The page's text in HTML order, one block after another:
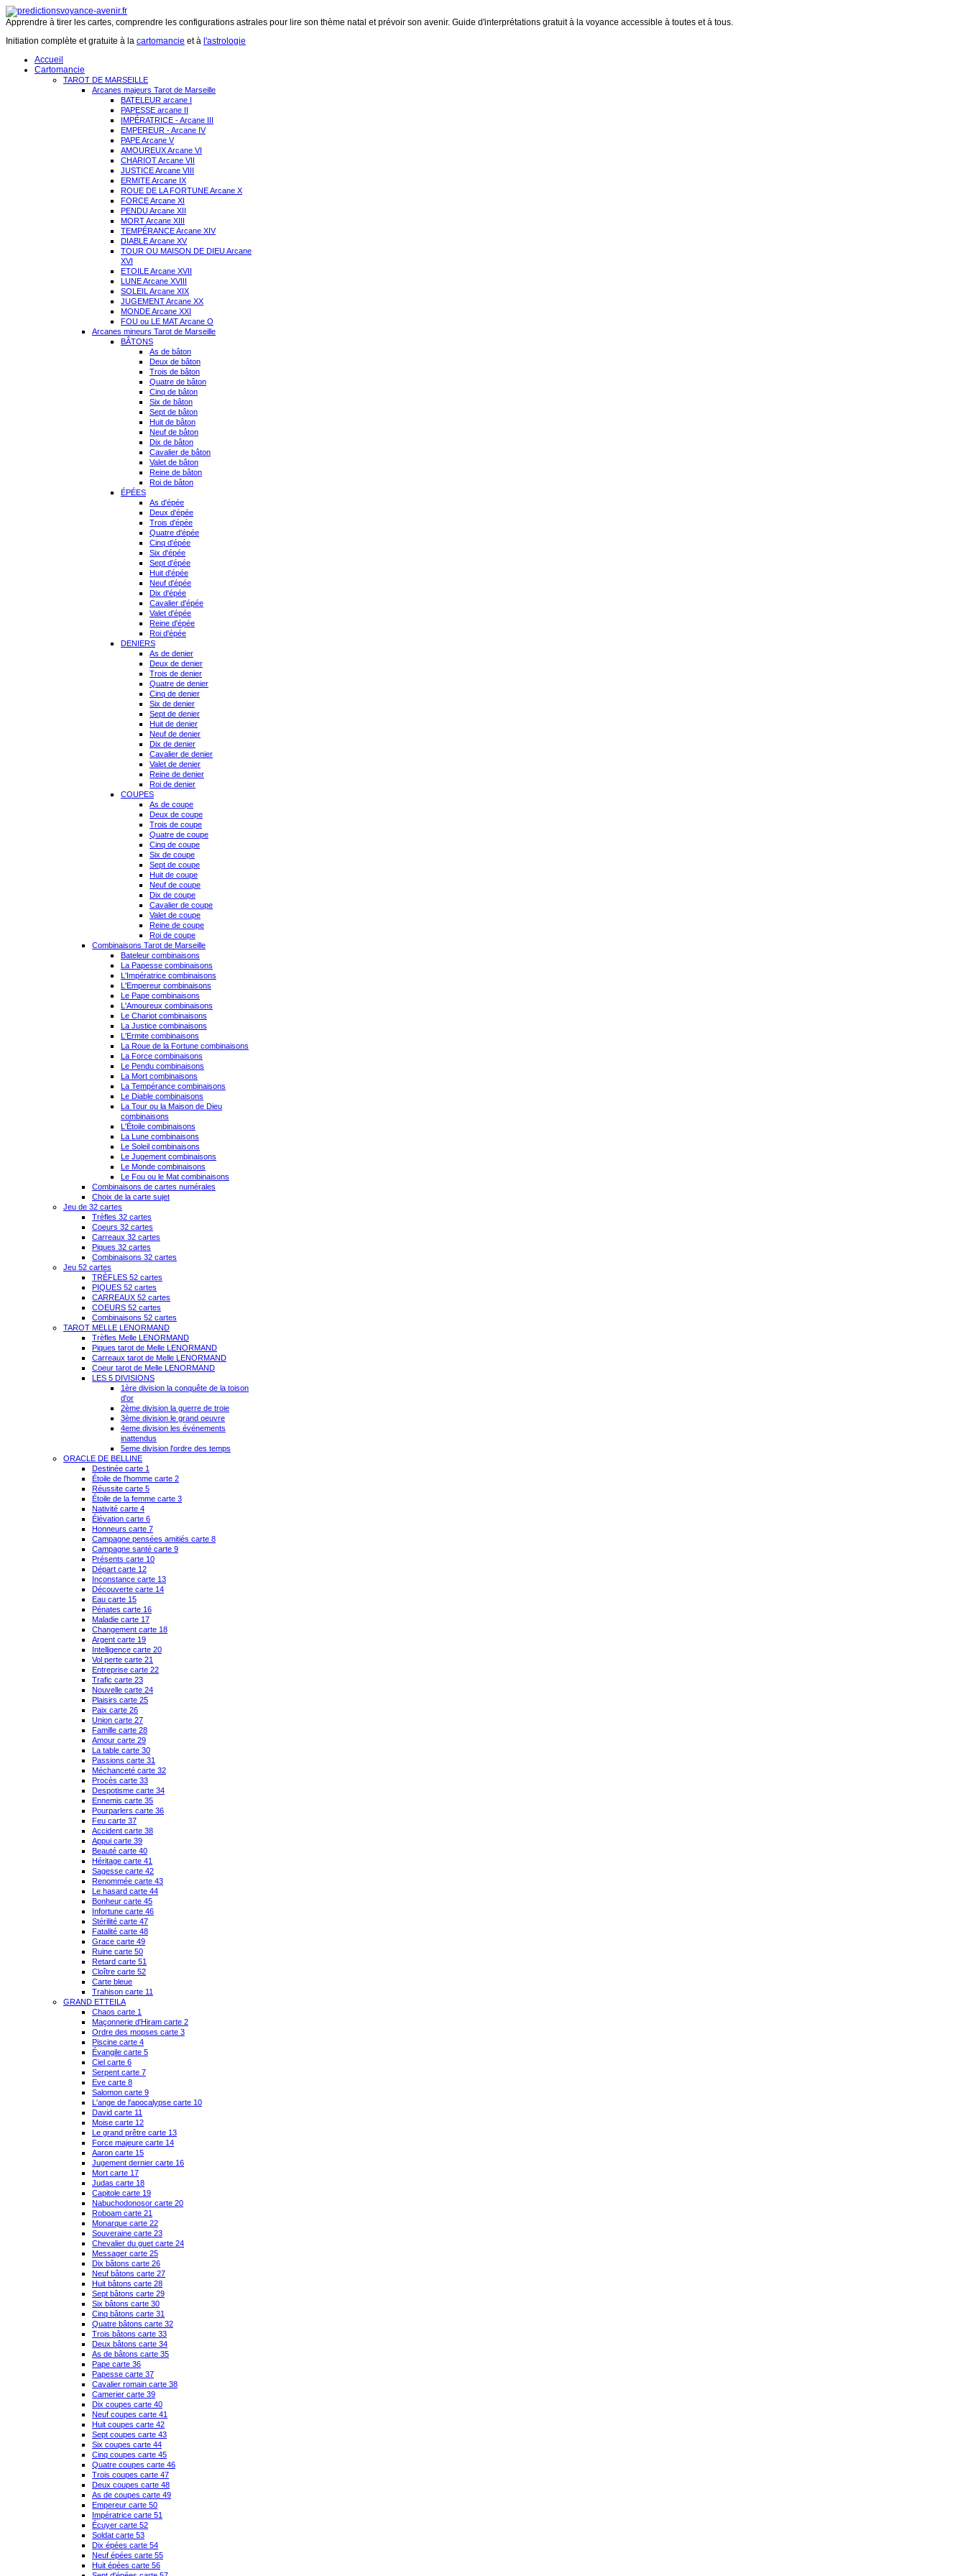
Apprendre à tirer les cartes, comprendre les configurations astrales pour lire son thème natal et prévoir son avenir. Guide d'interprétations gratuit à la voyance accessible à toutes et à tous.
Initiation complète et gratuite à la cartomancie et à l'astrologie
Accueil
Cartomancie
TAROT DE MARSEILLE
Arcanes majeurs Tarot de Marseille
BATELEUR arcane I
PAPESSE arcane II
IMPÉRATRICE - Arcane III
EMPEREUR - Arcane IV
PAPE Arcane V
AMOUREUX Arcane VI
CHARIOT Arcane VII
JUSTICE Arcane VIII
ERMITE Arcane IX
ROUE DE LA FORTUNE Arcane X
FORCE Arcane XI
PENDU Arcane XII
MORT Arcane XIII
TEMPÉRANCE Arcane XIV
DIABLE Arcane XV
TOUR OU MAISON DE DIEU Arcane
XVI
ETOILE Arcane XVII
LUNE Arcane XVIII
SOLEIL Arcane XIX
JUGEMENT Arcane XX
MONDE Arcane XXI
FOU ou LE MAT Arcane O
Arcanes mineurs Tarot de Marseille
BÂTONS
As de bâton
Deux de bâton
Trois de bâton
Quatre de bâton
Cinq de bâton
Six de bâton
Sept de bâton
Huit de bâton
Neuf de bâton
Dix de bâton
Cavalier de bâton
Valet de bâton
Reine de bâton
Roi de bâton
ÉPÉES
As d'épée
Deux d'épée
Trois d'épée
Quatre d'épée
Cinq d'épée
Six d'épée
Sept d'épée
Huit d'épée
Neuf d'épée
Dix d'épée
Cavalier d'épée
Valet d'épée
Reine d'épée
Roi d'épée
DENIERS
As de denier
Deux de denier
Trois de denier
Quatre de denier
Cinq de denier
Six de denier
Sept de denier
Huit de denier
Neuf de denier
Dix de denier
Cavalier de denier
Valet de denier
Reine de denier
Roi de denier
COUPES
As de coupe
Deux de coupe
Trois de coupe
Quatre de coupe
Cinq de coupe
Six de coupe
Sept de coupe
Huit de coupe
Neuf de coupe
Dix de coupe
Cavalier de coupe
Valet de coupe
Reine de coupe
Roi de coupe
Combinaisons Tarot de Marseille
Bateleur combinaisons
La Papesse combinaisons
L'Impératrice combinaisons
L'Empereur combinaisons
Le Pape combinaisons
L'Amoureux combinaisons
Le Chariot combinaisons
La Justice combinaisons
L'Ermite combinaisons
La Roue de la Fortune combinaisons
La Force combinaisons
Le Pendu combinaisons
La Mort combinaisons
La Tempérance combinaisons
Le Diable combinaisons
La Tour ou la Maison de Dieu
combinaisons
L'Étoile combinaisons
La Lune combinaisons
Le Soleil combinaisons
Le Jugement combinaisons
Le Monde combinaisons
Le Fou ou le Mat combinaisons
Combinaisons de cartes numérales
Choix de la carte sujet
Jeu de 32 cartes
Trèfles 32 cartes
Coeurs 32 cartes
Carreaux 32 cartes
Piques 32 cartes
Combinaisons 32 cartes
Jeu 52 cartes
TRÈFLES 52 cartes
PIQUES 52 cartes
CARREAUX 52 cartes
COEURS 52 cartes
Combinaisons 52 cartes
TAROT MELLE LENORMAND
Trèfles Melle LENORMAND
Piques tarot de Melle LENORMAND
Carreaux tarot de Melle LENORMAND
Coeur tarot de Melle LENORMAND
LES 5 DIVISIONS
1ère division la conquête de la toison
d'or
2ème division la guerre de troie
3ème division le grand oeuvre
4eme division les événements
inattendus
5eme division l'ordre des temps
ORACLE DE BELLINE
Destinée carte 1
Étoile de l'homme carte 2
Réussite carte 5
Étoile de la femme carte 3
Nativité carte 4
Élévation carte 6
Honneurs carte 7
Campagne pensées amitiés carte 8
Campagne santé carte 9
Présents carte 10
Départ carte 12
Inconstance carte 13
Découverte carte 14
Eau carte 15
Pénates carte 16
Maladie carte 17
Changement carte 18
Argent carte 19
Intelligence carte 20
Vol perte carte 21
Entreprise carte 22
Trafic carte 23
Nouvelle carte 24
Plaisirs carte 25
Paix carte 26
Union carte 27
Famille carte 28
Amour carte 29
La table carte 30
Passions carte 31
Méchanceté carte 32
Procès carte 33
Despotisme carte 34
Ennemis carte 35
Pourparlers carte 36
Feu carte 37
Accident carte 38
Appui carte 39
Beauté carte 40
Héritage carte 41
Sagesse carte 42
Renommée carte 43
Le hasard carte 44
Bonheur carte 45
Infortune carte 46
Stérilité carte 47
Fatalité carte 48
Grace carte 49
Ruine carte 50
Retard carte 51
Cloître carte 52
Carte bleue
Trahison carte 11
GRAND ETTEILA
Chaos carte 1
Maçonnerie d'Hiram carte 2
Ordre des mopses carte 3
Piscine carte 4
Évangile carte 5
Ciel carte 6
Serpent carte 7
Eve carte 8
Salomon carte 9
L'ange de l'apocalypse carte 10
David carte 11
Moise carte 12
Le grand prêtre carte 13
Force majeure carte 14
Aaron carte 15
Jugement dernier carte 16
Mort carte 17
Judas carte 18
Capitole carte 19
Nabuchodonosor carte 20
Roboam carte 21
Monarque carte 22
Souveraine carte 23
Chevalier du guet carte 24
Messager carte 25
Dix bâtons carte 26
Neuf bâtons carte 27
Huit bâtons carte 28
Sept bâtons carte 29
Six bâtons carte 30
Cinq bâtons carte 31
Quatre bâtons carte 32
Trois bâtons carte 33
Deux bâtons carte 34
As de bâtons carte 35
Pape carte 36
Papesse carte 37
Cavalier romain carte 38
Camerier carte 39
Dix coupes carte 40
Neuf coupes carte 41
Huit coupes carte 42
Sept coupes carte 43
Six coupes carte 44
Cinq coupes carte 45
Quatre coupes carte 46
Trois coupes carte 47
Deux coupes carte 48
As de coupes carte 49
Empereur carte 50
Impératrice carte 51
Écuyer carte 52
Soldat carte 53
Dix épées carte 54
Neuf épées carte 55
Huit épées carte 56